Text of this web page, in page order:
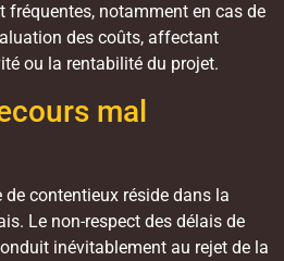
fréquentes, notamment en cas de
des coûts, affectant
ou la rentabilité du projet.
mal
de contentieux réside dans la
Le non-respect des délais de
inévitablement au rejet de la